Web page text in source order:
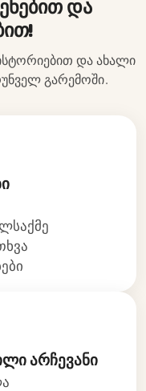
და
და ახალი
გარემოში.
არჩევანი